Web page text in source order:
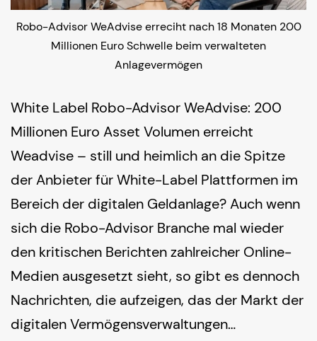
Robo-Advisor WeAdvise erreciht nach 18 Monaten 200
Millionen Euro Schwelle beim verwalteten
Anlagevermögen
White Label Robo-Advisor WeAdvise: 200
Millionen Euro Asset Volumen erreicht
Weadvise – still und heimlich an die Spitze
der Anbieter für White-Label Plattformen im
Bereich der digitalen Geldanlage? Auch wenn
sich die Robo-Advisor Branche mal wieder
den kritischen Berichten zahlreicher Online-
Medien ausgesetzt sieht, so gibt es dennoch
Nachrichten, die aufzeigen, das der Markt der
digitalen Vermögensverwaltungen…WeAdvise